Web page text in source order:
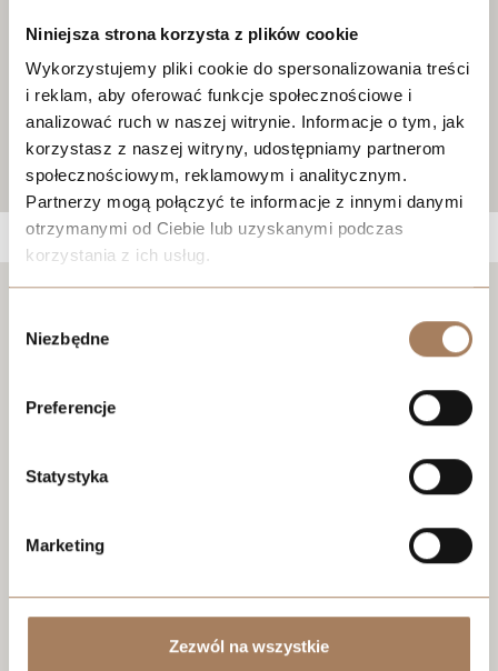
Niniejsza strona korzysta z plików cookie
Wykorzystujemy pliki cookie do spersonalizowania treści
i reklam, aby oferować funkcje społecznościowe i
analizować ruch w naszej witrynie. Informacje o tym, jak
korzystasz z naszej witryny, udostępniamy partnerom
społecznościowym, reklamowym i analitycznym.
Partnerzy mogą połączyć te informacje z innymi danymi
otrzymanymi od Ciebie lub uzyskanymi podczas
korzystania z ich usług.
process your information.
zgody
Niezbędne
Preferencje
Statystyka
Marketing
Zezwól na wszystkie
Negotiate the price